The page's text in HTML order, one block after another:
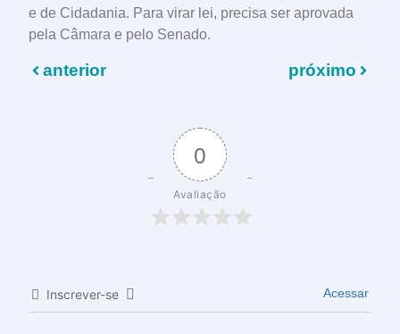
e de Cidadania. Para virar lei, precisa ser aprovada
pela Câmara e pelo Senado.
anterior próximo
0
Avaliação
Inscrever-se Acessar